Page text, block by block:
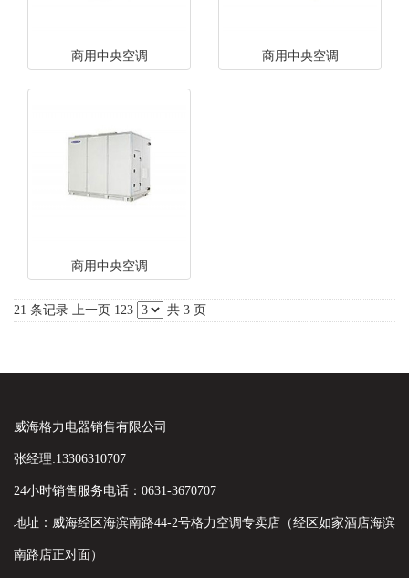
商用中央空调 商用中央空调
商用中央空调
21 条记录 上一页 123 共 3 页
威海格力电器销售有限公司
张经理:13306310707
24小时销售服务电话：0631-3670707
地址：威海经区海滨南路44-2号格力空调专卖店（经区如家酒店海滨
南路店正对面）